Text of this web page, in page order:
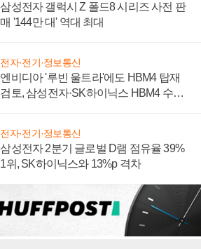
삼성전자 갤럭시 Z 폴드8 시리즈 사전 판
매 '144만 대' 역대 최대
전자·전기·정보통신
엔비디아 '루빈 울트라'에도 HBM4 탑재
검토, 삼성전자·SK하이닉스 HBM4 수율
전자·전기·정보통신
삼성전자 2분기 글로벌 D램 점유율 39%
1위, SK하이닉스와 13%p 격차